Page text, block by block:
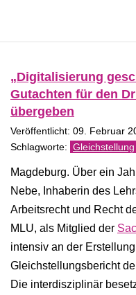
„Digitalisierung
Gutachten für den
übergeben
Veröffentlicht: 09. Februar
Gleichstellung
Magdeburg. Über ein
Nebe, Inhaberin des
Arbeitsrecht und Recht
MLU, als Mitglied der
intensiv an der
Gleichstellungsbericht
Die interdisziplinär